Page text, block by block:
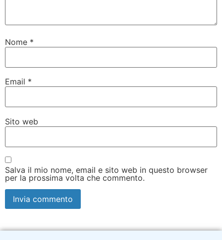
Nome *
Email *
Sito web
Salva il mio nome, email e sito web in questo browser
per la prossima volta che commento.